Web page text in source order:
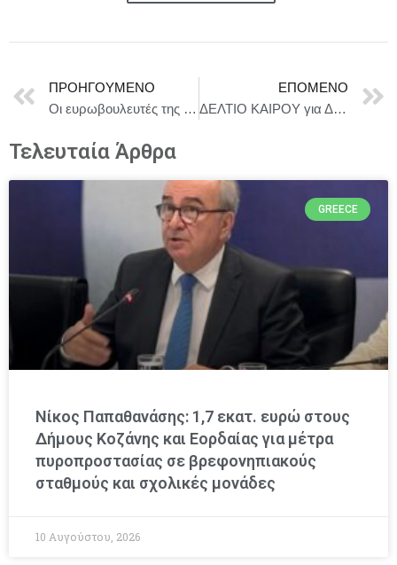
ΠΡΟΗΓΟΎΜΕΝΟ
Οι ευρωβουλευτές της Νέας Δημοκρατίας ζητούν από την Κομισιόν άμεση απάντηση για τη στάση της Ε.Ε. απέναντι στην Τουρκία
ΕΠΌΜΕΝΟ
ΔΕΛΤΙΟ ΚΑΙΡΟΥ για Δευτέρα 6/7
Τελευταία Άρθρα
GREECE
Νίκος Παπαθανάσης: 1,7 εκατ. ευρώ στους
Δήμους Κοζάνης και Εορδαίας για μέτρα
πυροπροστασίας σε βρεφονηπιακούς
σταθμούς και σχολικές μονάδες
10 Αυγούστου, 2026